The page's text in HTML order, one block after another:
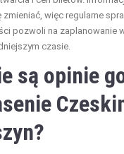
zmieniać, więc regularne
pozwoli na zaplanowanie
czasie.
są opinie